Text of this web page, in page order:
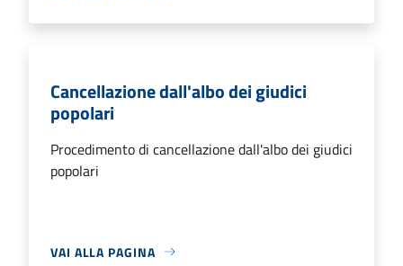
Cancellazione dall'albo dei giudici
popolari
Procedimento di cancellazione dall'albo dei giudici
popolari
VAI ALLA PAGINA